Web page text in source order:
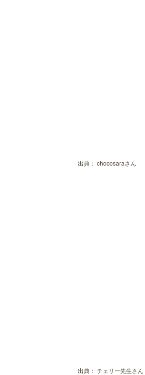
出典： chocosaraさん
出典： チェリー先生さん